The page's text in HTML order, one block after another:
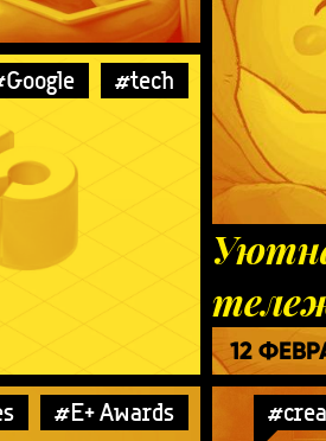
12
#tech
#E+ Awards